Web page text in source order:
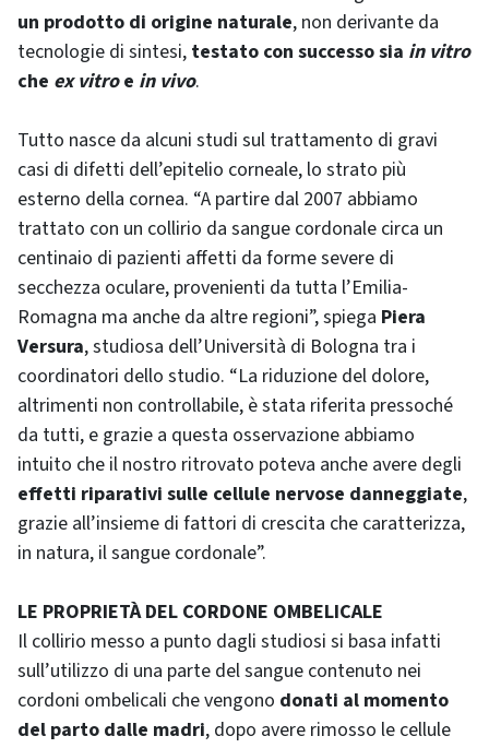
un prodotto di origine naturale, non derivante da
tecnologie di sintesi, testato con successo sia in vitro
che ex vitroe in vivo.
Tutto nasce da alcuni studi sul trattamento di gravi
casi di difetti dell’epitelio corneale, lo strato più
esterno della cornea. “A partire dal 2007 abbiamo
trattato con un collirio da sangue cordonale circa un
centinaio di pazienti affetti da forme severe di
secchezza oculare, provenienti da tutta l’Emilia-
Romagna ma anche da altre regioni”, spiega Piera
Versura, studiosa dell’Università di Bologna tra i
coordinatori dello studio. “La riduzione del dolore,
altrimenti non controllabile, è stata riferita pressoché
da tutti, e grazie a questa osservazione abbiamo
intuito che il nostro ritrovato poteva anche avere degli
effetti riparativi sulle cellule nervose danneggiate,
grazie all’insieme di fattori di crescita che caratterizza,
in natura, il sangue cordonale”.
LE PROPRIETÀ DEL CORDONE OMBELICALE
Il collirio messo a punto dagli studiosi si basa infatti
sull’utilizzo di una parte del sangue contenuto nei
cordoni ombelicali che vengono donati al momento
del parto dalle madri, dopo avere rimosso le cellule